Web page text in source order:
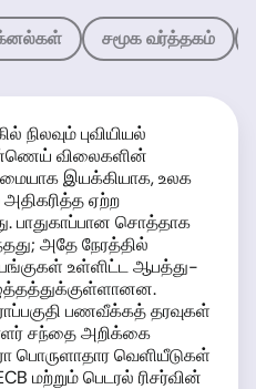
சமூக வர்த்தகம்
நிலவும் புவியியல்
விலைகளின்
இயக்கியாக, உலக
ஏற்ற
பாதுகாப்பான சொத்தாக
அதே நேரத்தில்
உள்ளிட்ட ஆபத்து-
பணவீக்கத் தரவுகள்
சந்தை அறிக்கை
பொருளாதார வெளியீடுகள்
மற்றும் பெடரல் ரிசர்வின்